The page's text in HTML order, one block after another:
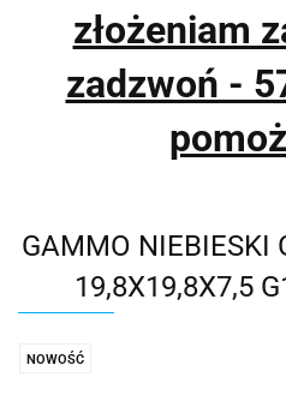
złożeniam
zadzwoń -
GAMMO NIEBIESKI
19,8X19,8X7,5
NOWOŚĆ